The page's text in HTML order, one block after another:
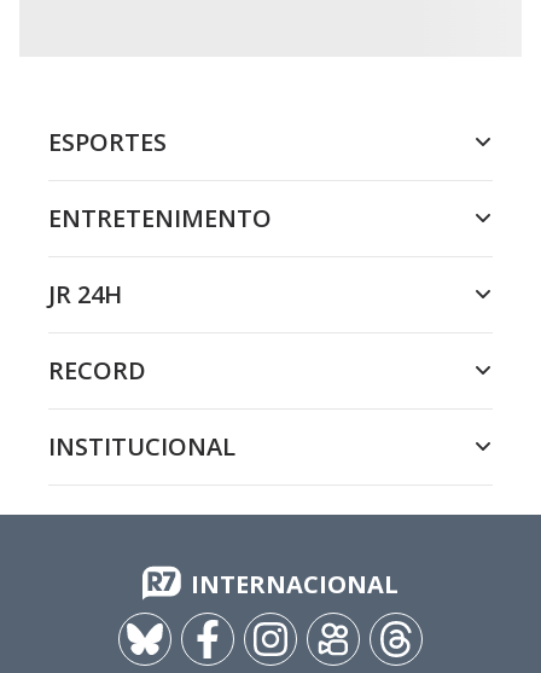
ESPORTES
ENTRETENIMENTO
JR 24H
RECORD
INSTITUCIONAL
INTERNACIONAL